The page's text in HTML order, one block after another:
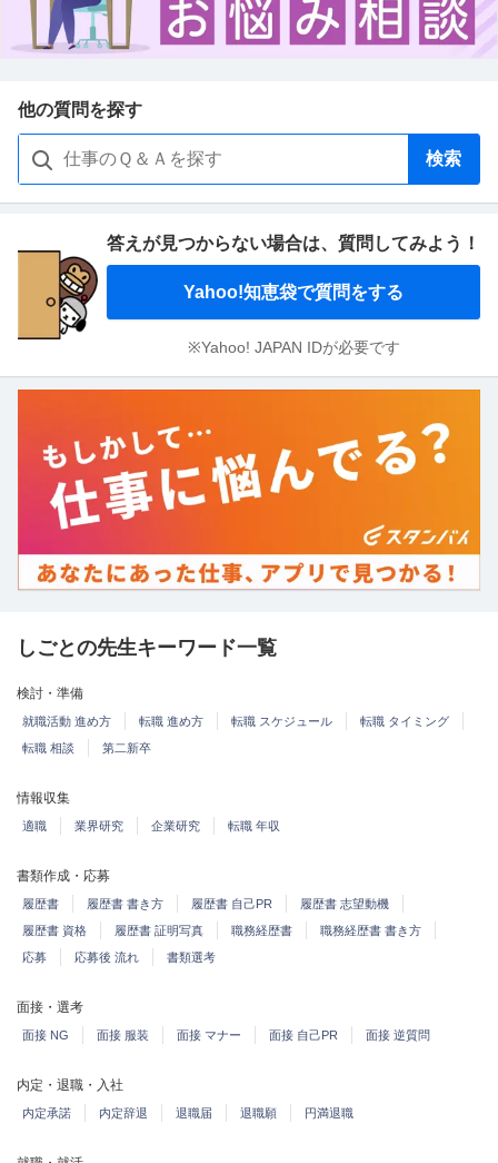
他の質問を探す
検索
答えが見つからない場合は、 質問してみよう！
Yahoo!知恵袋で質問をする
※Yahoo! JAPAN IDが必要です
しごとの先生キーワード一覧
検討・準備
就職活動 進め方 転職 進め方 転職 スケジュール
転職 タイミング
転職 相談
第二新卒
情報収集
適職 業界研究 企業研究 転職 年収
書類作成・応募
履歴書 履歴書 書き方 履歴書 自己PR
履歴書 志望動機
履歴書 資格
履歴書 証明写真 職務経歴書
職務経歴書 書き方
応募
応募後 流れ 書類選考
面接・選考
面接 NG 面接 服装 面接 マナー 面接 自己PR 面接 逆質問
内定・退職・入社
内定承諾 内定辞退 退職届 退職願 円満退職